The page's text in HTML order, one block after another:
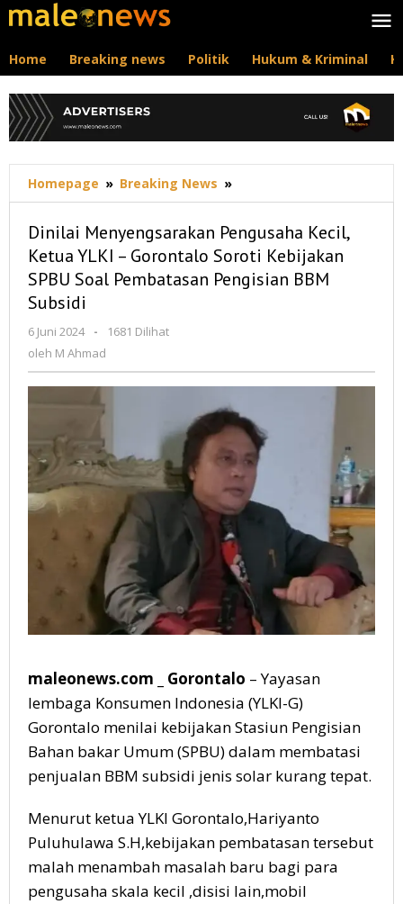
Lewati
ke
Home Breaking news Politik Hukum & Kriminal
Homepage » Breaking News »
Menyengsarakan
Kecil,
Ketua
YLKI
SPBU
Soal
Pembatasan
Pengisian
BBM
Subsidi
Dinilai Menyengsarakan Pengusaha Kecil,
Ketua YLKI – Gorontalo Soroti Kebijakan
SPBU Soal Pembatasan Pengisian BBM
Subsidi
6 Juni 2024
oleh
-
1681 Dilihat
oleh M Ahmad
maleonews.com _ Gorontalo – Yayasan
lembaga Konsumen Indonesia (YLKI-G)
Gorontalo menilai kebijakan Stasiun Pengisian
Bahan bakar Umum (SPBU) dalam membatasi
penjualan BBM subsidi jenis solar kurang tepat.
Menurut ketua YLKI Gorontalo,Hariyanto
Puluhulawa S.H,kebijakan pembatasan tersebut
malah menambah masalah baru bagi para
pengusaha skala kecil ,disisi lain,mobil